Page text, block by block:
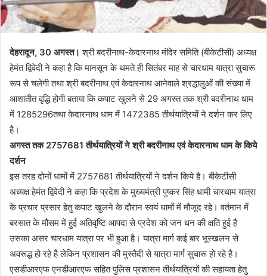
देहरादून, 30 अगस्त। श्री बदरीनाथ-केदारनाथ मंदिर समिति (बीकेटीसी) अध्यक्ष
हेमंत द्विवेदी ने कहा है कि मानसून के थमते ही सितंबर माह से चारधाम यात्रा सुचारू
रूप से चलेगी तथा श्री बदरीनाथ एवं केदारनाथ आनेवाले श्रद्धालुओं की संख्या में
आशातीत वृद्धि होगी बताया कि कपाट खुलने से 29 अगस्त तक श्री बदरीनाथ धाम
में 1285296तथा केदारनाथ धाम में 1472385 तीर्थयात्रियों ने दर्शन कर लिए
है।
अगस्त तक 2757681 तीर्थयात्रियों ने श्री बदरीनाथ एवं केदारनाथ धाम के किये
दर्शन
इस तरह दोनों धामों में 2757681 तीर्थयात्रियों ने दर्शन किये है। बीकेटीसी
अध्यक्ष हेमंत द्विवेदी ने कहा कि प्रदेश के मुख्यमंत्री पुष्कर सिंह धामी चारधाम यात्रा
के प्रचार प्रसार हेतु कपाट खुलने के दौरान स्वयं धामों में मौजूद रहे। वर्तमान में
बरसात के मौसम में हुई अतिवृष्टि आपदा से प्रदेश को जन धन की क्षति हुई है
उसका असर चारधाम यात्रा पर भी हुआ है। यात्रा मार्ग कई बार भूस्खलन से
अवरूद्ध हो रहे है लेकिन प्रशासन की मुस्तैदी से यात्रा मार्ग सुचारू हो रहे है।
एसडीआरएफ एनडीआरएफ सहित पुलिस प्रशासन तीर्थयात्रियों की सहायता हेतु